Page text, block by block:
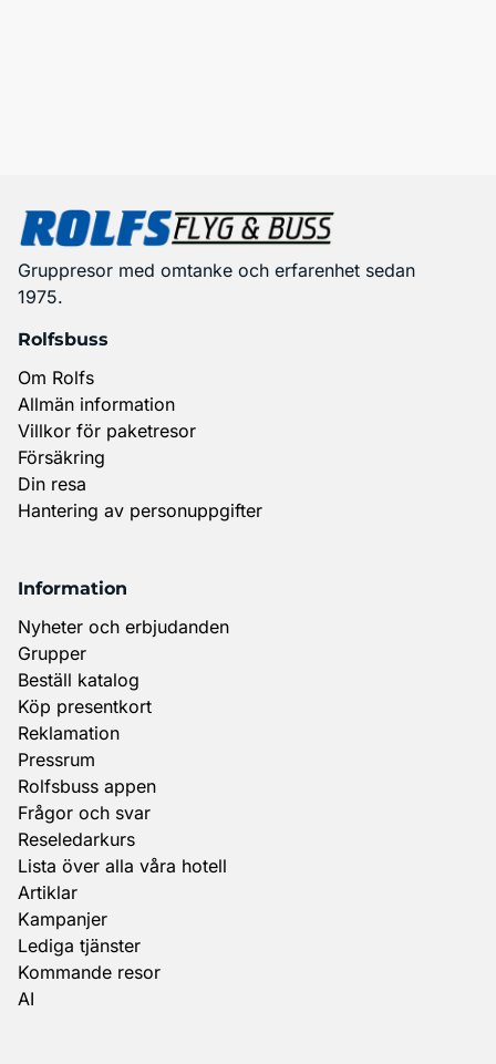
Gruppresor med omtanke och erfarenhet sedan
1975.
Rolfsbuss
Om Rolfs
Allmän information
Villkor för paketresor
Försäkring
Din resa
Hantering av personuppgifter
Information
Nyheter och erbjudanden
Grupper
Beställ katalog
Köp presentkort
Reklamation
Pressrum
Rolfsbuss appen
Frågor och svar
Reseledarkurs
Lista över alla våra hotell
Artiklar
Kampanjer
Lediga tjänster
Kommande resor
AI